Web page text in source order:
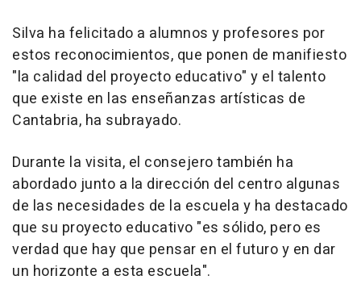
Silva ha felicitado a alumnos y profesores por
estos reconocimientos, que ponen de manifiesto
"la calidad del proyecto educativo" y el talento
que existe en las enseñanzas artísticas de
Cantabria, ha subrayado.
Durante la visita, el consejero también ha
abordado junto a la dirección del centro algunas
de las necesidades de la escuela y ha destacado
que su proyecto educativo "es sólido, pero es
verdad que hay que pensar en el futuro y en dar
un horizonte a esta escuela".